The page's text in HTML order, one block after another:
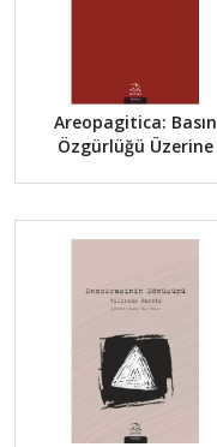
Areopagitica: Basın
Özgürlüğü Üzerine